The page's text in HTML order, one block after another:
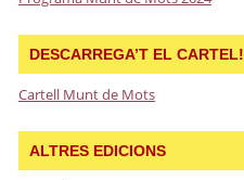
DESCARREGA’T EL CARTEL!
Cartell Munt de Mots
ALTRES EDICIONS